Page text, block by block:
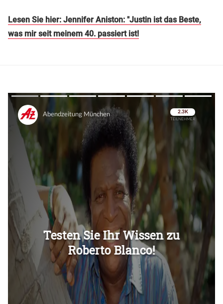
Lesen Sie hier: Jennifer Aniston: "Justin ist das Beste,
was mir seit meinem 40. passiert ist!
Überspringen
Überspringen